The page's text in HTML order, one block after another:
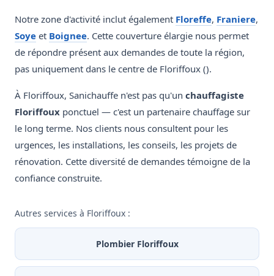
Notre zone d'activité inclut également Floreffe, Franiere,
Soye et Boignee. Cette couverture élargie nous permet
de répondre présent aux demandes de toute la région,
pas uniquement dans le centre de Floriffoux ().
À Floriffoux, Sanichauffe n'est pas qu'un chauffagiste
Floriffoux ponctuel — c'est un partenaire chauffage sur
le long terme. Nos clients nous consultent pour les
urgences, les installations, les conseils, les projets de
rénovation. Cette diversité de demandes témoigne de la
confiance construite.
Autres services à Floriffoux :
Plombier Floriffoux